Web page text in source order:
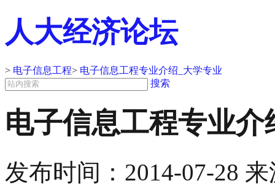
人大经济论坛
> 电子信息工程> 电子信息工程专业介绍_大学专业
搜索
电子信息工程专业介
发布时间： 2014-07-28 来